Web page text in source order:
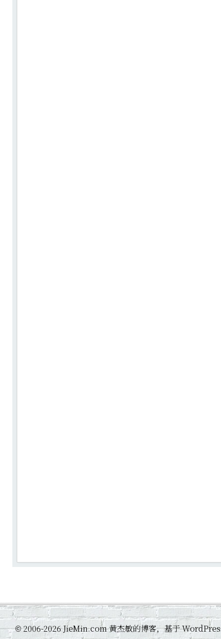
©2006-2026 JieMin.com 黄杰敏的博客，基于